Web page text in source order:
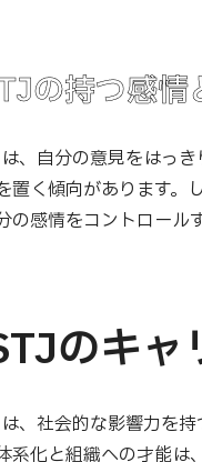
の持つ感
、自分の意見をはっ
置く傾向があります。
の感情をコントロール
のキ
、社会的な影響力を
系化と組織への才能は